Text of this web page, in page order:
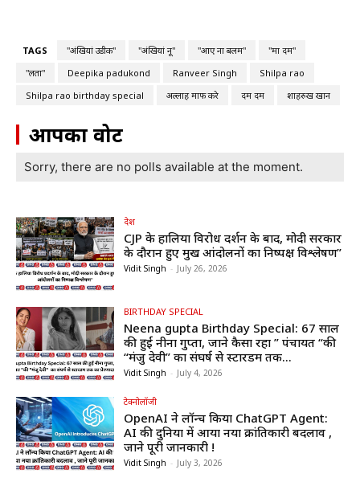
TAGS "अंखियां उडीक" "अंखियां नू" "आए ना बलम"
"दुमा दम"
"लता"
Deepika padukond Ranveer Singh
Shilpa rao
Shilpa rao birthday special
अल्लाह माफ करे दम दम शाहरुख खान
आपका वोट
Sorry, there are no polls available at the moment.
देश
CJP के हालिया विरोध प्रदर्शन के बाद, मोदी सरकार
के दौरान हुए प्रमुख आंदोलनों का निष्पक्ष विश्लेषण”
Vidit Singh - July 26, 2026
BIRTHDAY SPECIAL
Neena gupta Birthday Special: 67 साल
की हुईं नीना गुप्ता, जाने कैसा रहा ” पंचायत “की
“मंजु देवी” का संघर्ष से स्टारडम तक...
Vidit Singh - July 4, 2026
टेक्नोलॉजी
OpenAI ने लॉन्च किया ChatGPT Agent:
AI की दुनिया में आया नया क्रांतिकारी बदलाव ,
जाने पूरी जानकारी !
Vidit Singh - July 3, 2026